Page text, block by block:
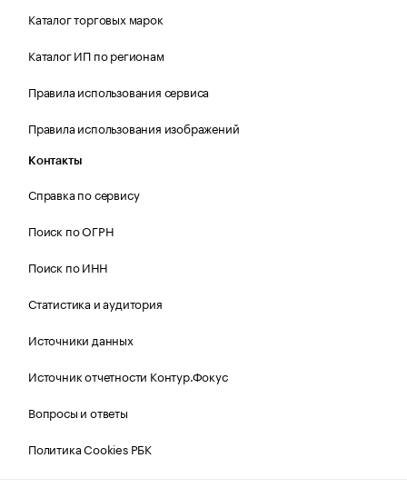
Каталог торговых марок
Каталог ИП по регионам
Правила использования сервиса
Правила использования изображений
Контакты
Справка по сервису
Поиск по ОГРН
Поиск по ИНН
Статистика и аудитория
Источники данных
Источник отчетности Контур.Фокус
Вопросы и ответы
Политика Cookies РБК